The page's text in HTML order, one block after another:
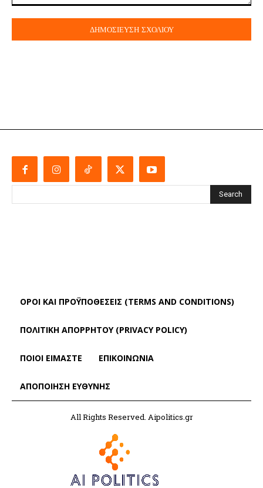
Search
ΌΡΟΙ ΚΑΙ ΠΡΟΫΠΟΘΈΣΕΙΣ (TERMS AND CONDITIONS)
ΠΟΛΙΤΙΚΗ ΑΠΟΡΡΗΤΟΥ (PRIVACY POLICY)
ΠΟΙΟΙ ΕΙΜΑΣΤΕ ΕΠΙΚΟΙΝΩΝΙΑ
ΑΠΟΠΟΊΗΣΗ ΕΥΘΎΝΗΣ
All Rights Reserved. Aipolitics.gr